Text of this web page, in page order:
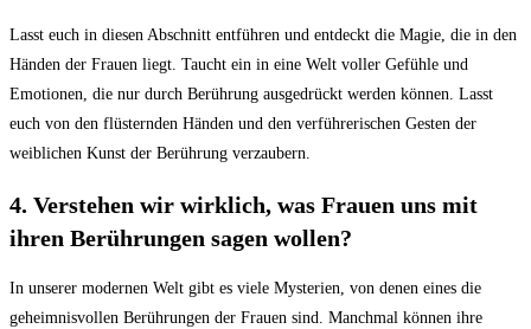
Lasst euch in diesen Abschnitt entführen und entdeckt die Magie, die in den
Händen der Frauen liegt. Taucht ein in eine Welt voller Gefühle und
Emotionen, die nur durch Berührung ausgedrückt werden können. Lasst
euch von den flüsternden Händen und den verführerischen Gesten der
weiblichen Kunst der Berührung verzaubern.
4. Verstehen wir wirklich, was Frauen uns mit
ihren Berührungen sagen wollen?
In unserer modernen Welt gibt es viele Mysterien, von denen eines die
geheimnisvollen Berührungen der Frauen sind. Manchmal können ihre